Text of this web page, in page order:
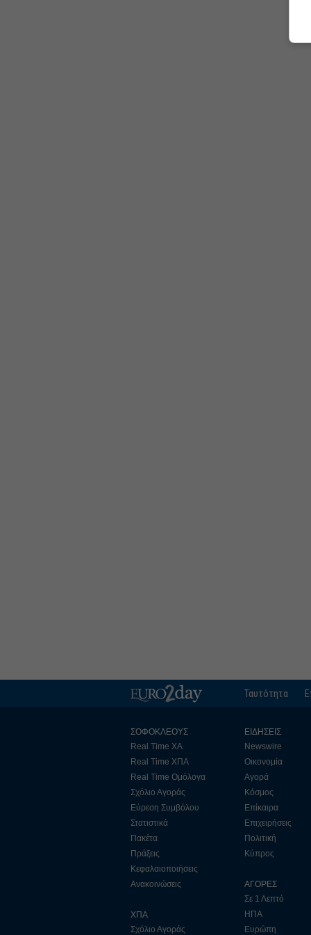
Ταυτότητα
ΣΟΦΟΚΛΕΟΥΣ
Real Time ΧΑ
Real Time ΧΠΑ
Real Time Ομόλογα
Σχόλιο Αγοράς
Εύρεση Συμβόλου
Στατιστικά
Πακέτα
Πράξεις
Κεφαλαιοποιήσεις
Ανακοινώσεις
ΧΠΑ
Σχόλιο Αγοράς
ΕΙΔΗΣΕΙΣ
Newswire
Οικονομία
Αγορά
Κόσμος
Επίκαιρα
Επιχειρήσεις
Πολιτική
Κύπρος
ΑΓΟΡΕΣ
Σε 1 Λεπτό
ΗΠΑ
Ευρώπη